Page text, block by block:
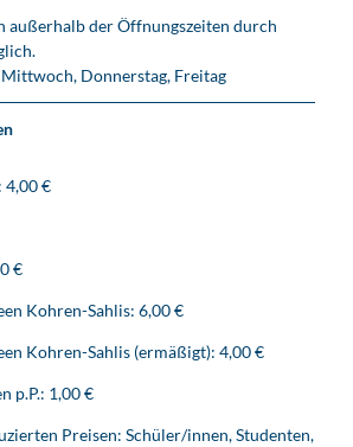
außerhalb der Öffnungszeiten durch
Donnerstag, Freitag
4,00 €
€
Kohren-Sahlis: 6,00 €
Kohren-Sahlis (ermäßigt): 4,00 €
p.P.: 1,00 €
Preisen: Schüler/innen, Studenten,